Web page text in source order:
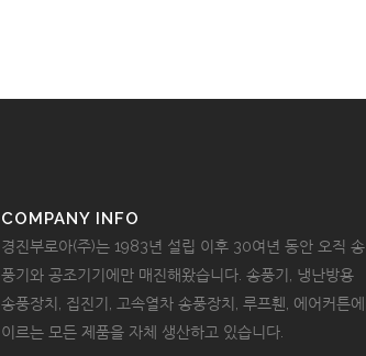
COMPANY INFO
경진부로아(주)는 1983년 설립 이후 30여년 동안 오직 송
풍기와 공조기기에만 매진해왔습니다. 송풍기, 냉난방용
송풍장치, 집진기, 고속열차 송풍장치, 루프휀, 에어커튼에
이르는 모든 제품을 자체 생산하고 있습니다.